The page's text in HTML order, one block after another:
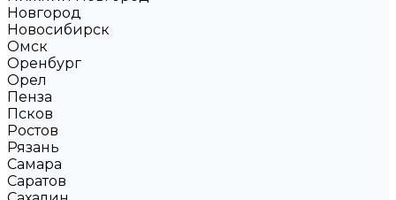
Новгород
Новосибирск
Омск
Оренбург
Орел
Пенза
Псков
Ростов
Рязань
Самара
Саратов